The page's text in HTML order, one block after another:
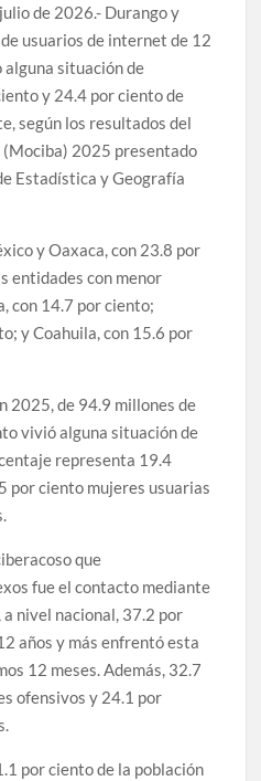
de 2026.- Durango y
usuarios de internet de 12
alguna situación de
y 24.4 por ciento de
según los resultados del
2025 presentado
Estadística y Geografía
y Oaxaca, con 23.8 por
entidades con menor
con 14.7 por ciento;
y Coahuila, con 15.6 por
2025, de 94.9 millones de
vivió alguna situación de
representa 19.4
por ciento mujeres usuarias
que
fue el contacto mediante
nivel nacional, 37.2 por
años y más enfrentó esta
12 meses. Además, 32.7
ofensivos y 24.1 por
por ciento de la población